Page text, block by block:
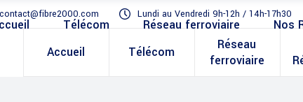
contact@fibre2000.com Lundi au Vendredi 9h-12h / 14h-17h30
Accueil Télécom
Réseau
ferroviaire
Télécom Réseau ferroviaire Nos